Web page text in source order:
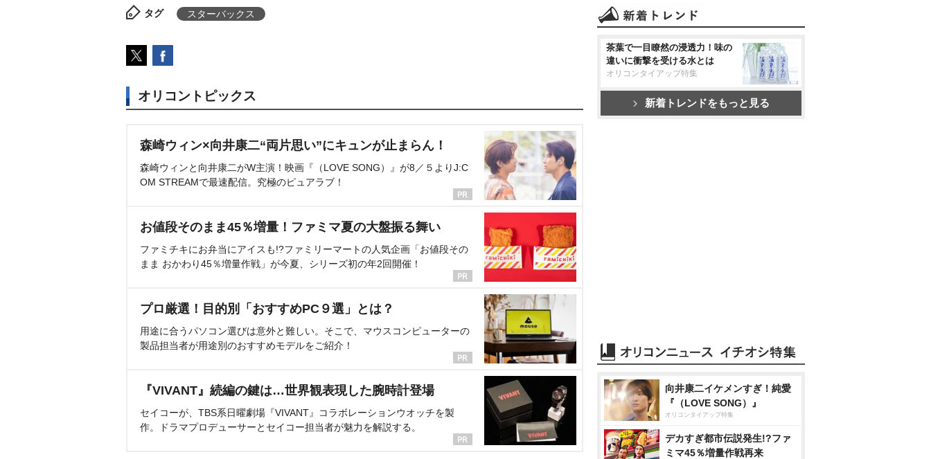
タグ スターバックス
オリコントピックス
森崎ウィン×向井康二“両片思い”にキュンが止まらん！
森崎ウィンと向井康二がW主演！映画『（LOVE SONG）』が8／５よりJ:C
OM STREAMで最速配信。究極のピュアラブ！
お値段そのまま45％増量！ファミマ夏の大盤振る舞い
ファミチキにお弁当にアイスも!?ファミリーマートの人気企画「お値段その
まま おかわり45％増量作戦」が今夏、シリーズ初の年2回開催！
プロ厳選！目的別「おすすめPC９選」とは？
用途に合うパソコン選びは意外と難しい。そこで、マウスコンピューターの
製品担当者が用途別のおすすめモデルをご紹介！
『VIVANT』続編の鍵は…世界観表現した腕時計登場
セイコーが、TBS系日曜劇場『VIVANT』コラボレーションウオッチを製
作。ドラマプロデューサーとセイコー担当者が魅力を解説する。
茶葉で一目瞭然の浸透力！味の
違いに衝撃を受ける水とは
オリコンタイアップ特集
新着トレンドをもっと見る
向井康二イケメンすぎ！純愛
『（LOVE SONG）』
オリコンタイアップ特集
デカすぎ都市伝説発生!?ファ
ミマ45％増量作戦再来